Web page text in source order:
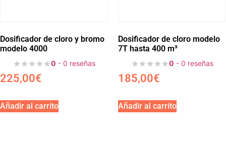
Dosificador de cloro y bromo
modelo 4000
0 - 0 reseñas
225,00€
Añadir al carrito
Dosificador de cloro modelo
7T hasta 400 m³
0 - 0 reseñas
185,00€
Añadir al carrito